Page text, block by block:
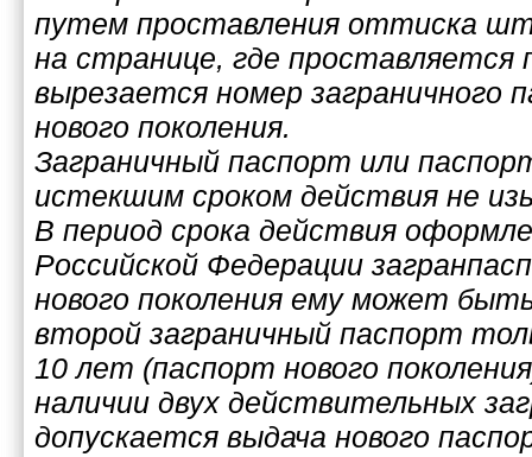
путем проставления оттиска
на странице, где проставляется
вырезается номер заграничного
нового поколения.
Заграничный паспорт или
истекшим сроком действия не
В период срока действия
Российской Федерации
нового поколения ему может
второй заграничный паспорт
10 лет (паспорт нового
наличии двух действительных
допускается выдача нового